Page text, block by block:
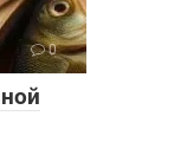
0